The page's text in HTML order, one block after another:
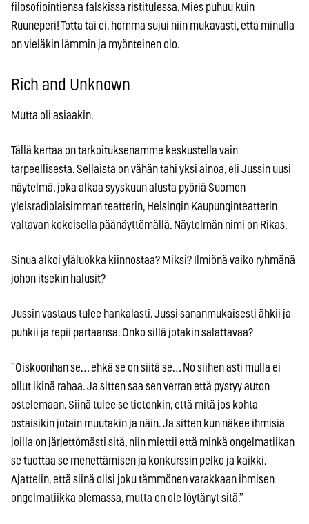
filosofiointiensa falskissa ristitulessa. Mies puhuu kuin
Ruuneperi! Totta tai ei, homma sujui niin mukavasti, että minulla
on vieläkin lämmin ja myönteinen olo.
Rich and Unknown
Mutta oli asiaakin.
Tällä kertaa on tarkoituksenamme keskustella vain
tarpeellisesta. Sellaista on vähän tahi yksi ainoa, eli Jussin uusi
näytelmä, joka alkaa syyskuun alusta pyöriä Suomen
yleisradiolaisimman teatterin, Helsingin Kaupunginteatterin
valtavan kokoisella päänäyttömällä. Näytelmän nimi on Rikas.
Sinua alkoi yläluokka kiinnostaa? Miksi? Ilmiönä vaiko ryhmänä
johon itsekin halusit?
Jussin vastaus tulee hankalasti. Jussi sananmukaisesti ähkii ja
puhkii ja repii partaansa. Onko sillä jotakin salattavaa?
”Oiskoonhan se… ehkä se on siitä se… No siihen asti mulla ei
ollut ikinä rahaa. Ja sitten saa sen verran että pystyy auton
ostelemaan. Siinä tulee se tietenkin, että mitä jos kohta
ostaisikin jotain muutakin ja näin. Ja sitten kun näkee ihmisiä
joilla on järjettömästi sitä, niin miettii että minkä ongelmatiikan
se tuottaa se menettämisen ja konkurssin pelko ja kaikki.
Ajattelin, että siinä olisi joku tämmönen varakkaan ihmisen
ongelmatiikka olemassa, mutta en ole löytänyt sitä.”